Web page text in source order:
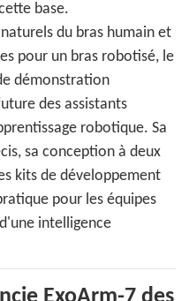
base.
du bras humain et
pour un bras robotisé, le
démonstration
des assistants
robotique. Sa
sa conception à deux
kits de développement
pour les équipes
intelligence